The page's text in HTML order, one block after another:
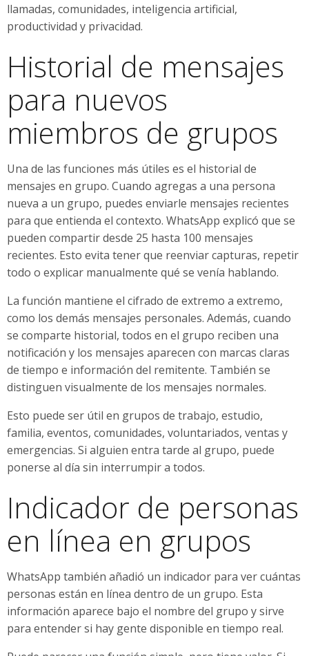
llamadas, comunidades, inteligencia artificial,
productividad y privacidad.
Historial de mensajes
para nuevos
miembros de grupos
Una de las funciones más útiles es el historial de
mensajes en grupo. Cuando agregas a una persona
nueva a un grupo, puedes enviarle mensajes recientes
para que entienda el contexto. WhatsApp explicó que se
pueden compartir desde 25 hasta 100 mensajes
recientes. Esto evita tener que reenviar capturas, repetir
todo o explicar manualmente qué se venía hablando.
La función mantiene el cifrado de extremo a extremo,
como los demás mensajes personales. Además, cuando
se comparte historial, todos en el grupo reciben una
notificación y los mensajes aparecen con marcas claras
de tiempo e información del remitente. También se
distinguen visualmente de los mensajes normales.
Esto puede ser útil en grupos de trabajo, estudio,
familia, eventos, comunidades, voluntariados, ventas y
emergencias. Si alguien entra tarde al grupo, puede
ponerse al día sin interrumpir a todos.
Indicador de personas
en línea en grupos
WhatsApp también añadió un indicador para ver cuántas
personas están en línea dentro de un grupo. Esta
información aparece bajo el nombre del grupo y sirve
para entender si hay gente disponible en tiempo real.